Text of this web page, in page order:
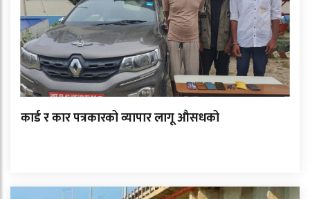
कार्ड र कार पत्रकारको व्यापार लागू औसधको